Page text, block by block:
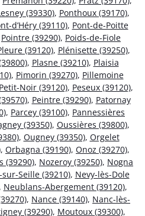
(39330), Ponthoux (39170),
d’Héry (39110), Pont-de-Poitte
Pointre (39290), Poids-de-Fiole
(39120), Plénisette (39250),
, Plasne (39210), Plaisia
, Pimorin (39270), Pillemoine
Petit-Noir (39120), Peseux (39120),
, Peintre (39290), Patornay
, Parcey (39100), Pannessières
(39350), Oussières (39800),
, Ougney (39350), Orgelet
, Orbagna (39190), Onoz (39270),
(39290), Nozeroy (39250), Nogna
sur-Seille (39210), Nevy-lès-Dole
Neublans-Abergement (39120),
, Nance (39140), Nanc-lès-
(39290), Moutoux (39300),